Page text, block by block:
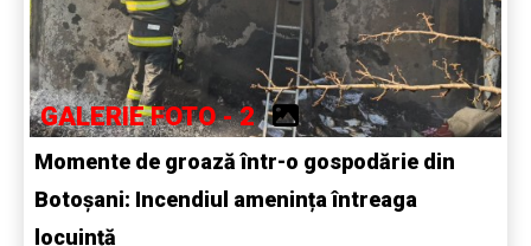
GALERIE FOTO - 2
Momente de groază într-o gospodărie din
Botoșani: Incendiul amenința întreaga
locuință